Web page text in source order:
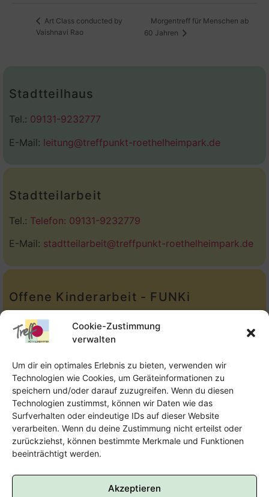
Cookie-Zustimmung
verwalten
Um dir ein optimales Erlebnis zu bieten, verwenden wir
Technologien wie Cookies, um Geräteinformationen zu
speichern und/oder darauf zuzugreifen. Wenn du diesen
Technologien zustimmst, können wir Daten wie das
Surfverhalten oder eindeutige IDs auf dieser Website
verarbeiten. Wenn du deine Zustimmung nicht erteilst oder
zurückziehst, können bestimmte Merkmale und Funktionen
beeinträchtigt werden.
Akzeptieren
Art Class conducted by
Vaishnavi Rao
Morgentreff für Menschen ab
60 Jahren
Stadtteilhaus
Tel.: 09131-9232777
E-Mail: leitung@treffpunkt-roethelheimpark.de
Stadtteilarbeit
Tel.: Telefon: 09131-9232779
E-Mail: stadtteilarbeit@treffpunkt-roethelheimpark.de
Offene Kinderarbeit - FUNKi
Tel.:Telefon: 09131-610749
E-Mail:oka@treffpunkt-roethelheimpark.de
Offene Jugendarbeit - Easthouse
Tel:
09131–302259
E-Mail:oja@treffpunkt-roethelheimpark.de